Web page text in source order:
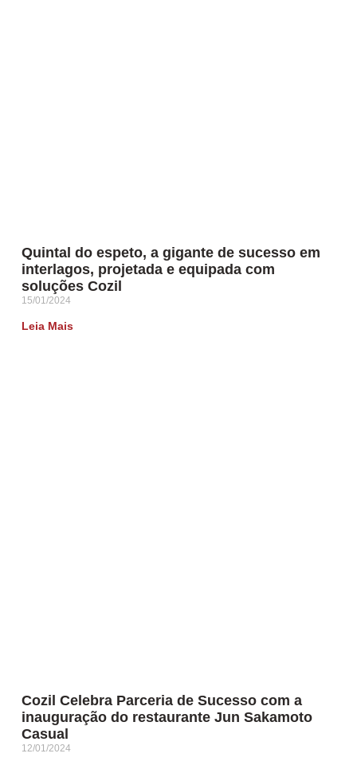
Quintal do espeto, a gigante de sucesso em
interlagos, projetada e equipada com
soluções Cozil
15/01/2024
Leia Mais
Cozil Celebra Parceria de Sucesso com a
inauguração do restaurante Jun Sakamoto
Casual
12/01/2024